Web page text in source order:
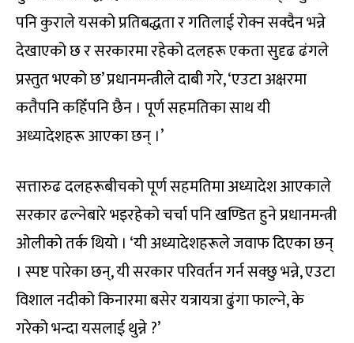
पनि कुराले यसको प्रतिबद्धता र गतिलाई रोक्न सक्दैन भन्ने
देखाएको छ र सरकारमा रहेको दलहरू एकता सुदृढ ढंगले
प्रस्तुत भएको छ’ प्रधानमन्त्रीले दाबी गरे, ‘एउटा अक्षरमा
कतैपनि कहिँपनि छैन । पूर्ण सहमतिका साथ यी
अध्यादेशहरू आएका छन् ।’
सत्तारुढ दलहरूबीचको पूर्ण सहमतिमा अध्यादेश आएकाले
सरकार ढल्नेबारे भइरहेको चर्चा पनि खण्डित हुने प्रधानमन्त्री
ओलीको तर्क थियो । ‘यी अध्यादेशहरूले जवाफ दिएका छन्
। स्पष्ट पारेका छन्, यी सरकार परिवर्तन गर्न सक्छु भन्ने, एउटा
विशाल नदीको किनारमा बसेर यत्रायत्रा ढुंगा फाल्ने, के
गरेको भन्दा यसलाई थुन्ने ?’